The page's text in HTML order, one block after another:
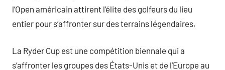
l’Open américain attirent l’élite des golfeurs du lieu
entier pour s’affronter sur des terrains légendaires.
La Ryder Cup est une compétition biennale qui a
s’affronter les groupes des États-Unis et de l’Europe au